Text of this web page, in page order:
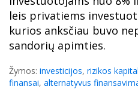
leis privatiems
kurios anksčiau buvo
sandorių apimties.
Žymos: investicijos, rizikos
finansai, alternatyvus